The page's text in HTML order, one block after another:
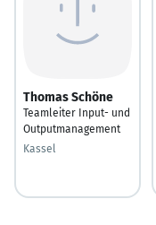
Thomas Schöne
Teamleiter Input- und
Outputmanagement
Kassel